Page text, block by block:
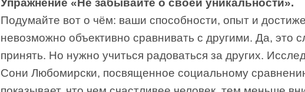
Упражнение «Не забывайте о своей уникальности».
Подумайте вот о чём: ваши способности, опыт и
невозможно объективно сравнивать с другими. Да, это
принять. Но нужно учиться радоваться за других.
Сони Любомирски, посвященное социальному